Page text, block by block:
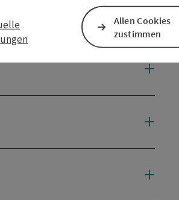
Allen Cookies
zustimmen